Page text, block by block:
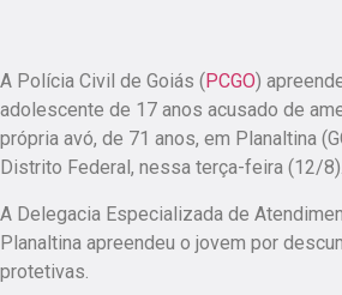
A Polícia Civil de Goiás ( PCGO)
adolescente de 17 anos acusado de
própria avó, de 71 anos, em Planaltina
Distrito Federal, nessa terça-feira (12/8).
A Delegacia Especializada de
Planaltina apreendeu o jovem por
protetivas.